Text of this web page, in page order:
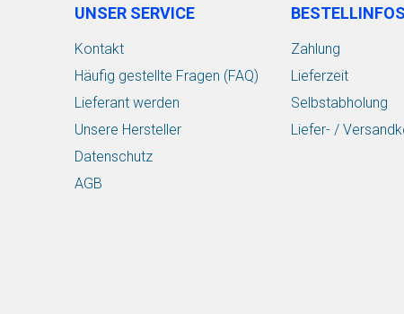
UNSER SERVICE
Kontakt
Häufig gestellte Fragen (FAQ)
Lieferant werden
Unsere Hersteller
Datenschutz
AGB
BESTELLINFOS
Zahlung
Lieferzeit
Selbstabholung
Liefer- /